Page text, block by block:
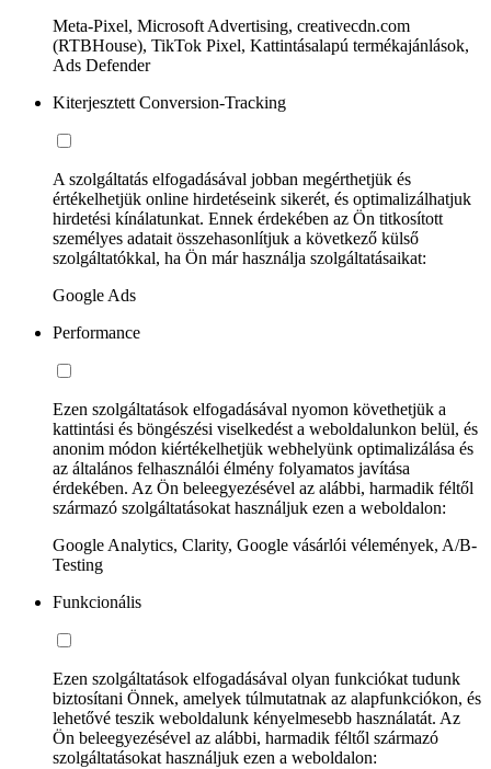
Meta-Pixel, Microsoft Advertising, creativecdn.com
(RTBHouse), TikTok Pixel, Kattintásalapú termékajánlások,
Ads Defender
Kiterjesztett Conversion-Tracking
A szolgáltatás elfogadásával jobban megérthetjük és
értékelhetjük online hirdetéseink sikerét, és optimalizálhatjuk
hirdetési kínálatunkat. Ennek érdekében az Ön titkosított
személyes adatait összehasonlítjuk a következő külső
szolgáltatókkal, ha Ön már használja szolgáltatásaikat:
Google Ads
Performance
Ezen szolgáltatások elfogadásával nyomon követhetjük a
kattintási és böngészési viselkedést a weboldalunkon belül, és
anonim módon kiértékelhetjük webhelyünk optimalizálása és
az általános felhasználói élmény folyamatos javítása
érdekében. Az Ön beleegyezésével az alábbi, harmadik féltől
származó szolgáltatásokat használjuk ezen a weboldalon:
Google Analytics, Clarity, Google vásárlói vélemények, A/B-
Testing
Funkcionális
Ezen szolgáltatások elfogadásával olyan funkciókat tudunk
biztosítani Önnek, amelyek túlmutatnak az alapfunkciókon, és
lehetővé teszik weboldalunk kényelmesebb használatát. Az
Ön beleegyezésével az alábbi, harmadik féltől származó
szolgáltatásokat használjuk ezen a weboldalon: